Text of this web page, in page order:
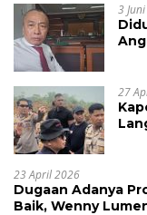
3
27
23 April 2026
Dugaan Adanya
Baik, Wenny